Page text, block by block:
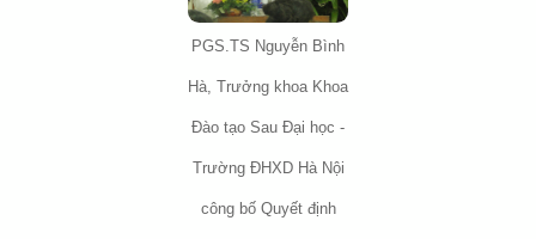
PGS.TS Nguyễn Bình
Hà, Trưởng khoa Khoa
Đào tạo Sau Đại học -
Trường ĐHXD Hà Nội
công bố Quyết định